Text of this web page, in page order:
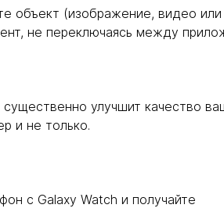
объект (изображение, видео или
не переключаясь между
улучшит качество
и не только.
с Galaxy Watch и получайте